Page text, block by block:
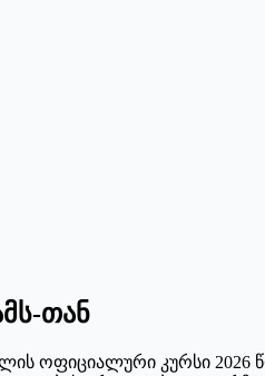
თან
ოფიციალური კურსი